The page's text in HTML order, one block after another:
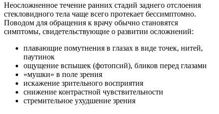
Неосложненное течение ранних стадий заднего отслоения
стекловидного тела чаще всего протекает бессимптомно.
Поводом для обращения к врачу обычно становятся
симптомы, свидетельствующие о развитии осложнений:
плавающие помутнения в глазах в виде точек, нитей,
паутинок
ощущение вспышек (фотопсий), бликов перед глазами
«мушки» в поле зрения
искажение зрительного восприятия
снижение контрастной чувствительности
стремительное ухудшение зрения